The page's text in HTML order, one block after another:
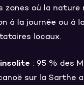
zones où la nature
à la journée ou à
locaux.
: 95 % des
sur la Sarthe